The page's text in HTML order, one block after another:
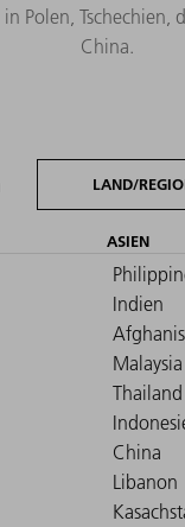
Polen, Tschechien,
China.
LAND/
ASIEN
Indien
Malaysia
Thailand
China
Libanon